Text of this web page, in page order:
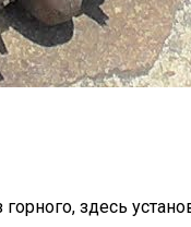
здесь